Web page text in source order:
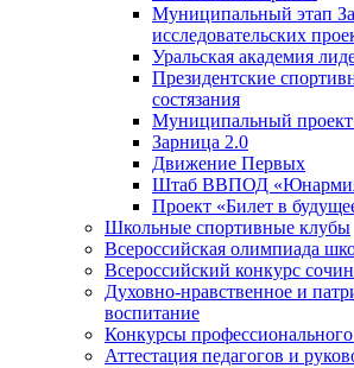
Муниципальный этап
исследовательских
Уральская академия
Президентские
состязания
Муниципальный проект
Зарница 2.0
Движение Первых
Штаб ВВПОД
Проект «Билет в
Школьные спортивные клубы
Всероссийская олимпиада
Всероссийский конкурс
Духовно-нравственное и
воспитание
Конкурсы профессионального
Аттестация педагогов и